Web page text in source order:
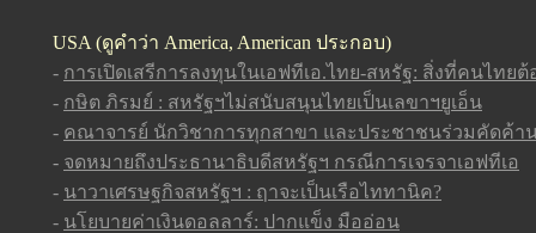
USA (ดูคำว่า America, American ประกอบ)
- การเปิดเสรีการลงทุนในเอฟทีเอ.ไทย-สหรัฐ: สิ่งที่คนไทย
- กษิต ภิรมย์ : สหรัฐฯไม่สนับสนุนไทยเป็นเลขาฯยูเอ็น
- คณาจารย์ นักวิชาการทุกสาขา และประชาชนร่วมคัดค้าน
- จดหมายถึงประธานาธิบดีสหรัฐฯ กรณีการเจรจาเอฟทีเอ
- นาวาเศรษฐกิจสหรัฐฯ : ฤาจะเป็นเรือไททานิค?
- นโยบายค่าเงินดอลลาร์: ปากแข็ง มืออ่อน